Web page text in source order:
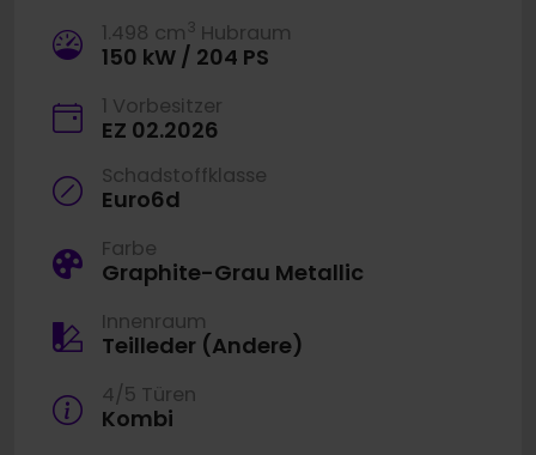
1.498 cm 3 Hubraum
150 kW / 204 PS
1 Vorbesitzer
EZ 02.2026
Schadstoffklasse
Euro6d
Farbe
Graphite-Grau Metallic
Innenraum
Teilleder (Andere)
4/5 Türen
Kombi